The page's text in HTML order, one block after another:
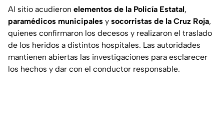
Al sitio acudieron elementos de la Policía Estatal,
paramédicos municipales y socorristas de la Cruz Roja,
quienes confirmaron los decesos y realizaron el traslado
de los heridos a distintos hospitales. Las autoridades
mantienen abiertas las investigaciones para esclarecer
los hechos y dar con el conductor responsable.